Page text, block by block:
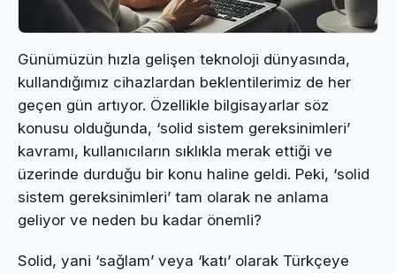
Günümüzün hızla gelişen teknoloji dünyasında,
kullandığımız cihazlardan beklentilerimiz de her
geçen gün artıyor. Özellikle bilgisayarlar söz
konusu olduğunda, ‘solid sistem gereksinimleri’
kavramı, kullanıcıların sıklıkla merak ettiği ve
üzerinde durduğu bir konu haline geldi. Peki, ‘solid
sistem gereksinimleri’ tam olarak ne anlama
geliyor ve neden bu kadar önemli?
Solid, yani ‘sağlam’ veya ‘katı’ olarak Türkçeye